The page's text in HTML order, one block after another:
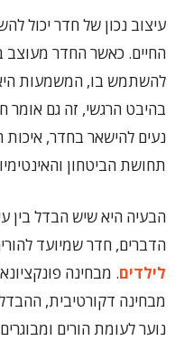
עיצוב נכון של חדר יכול
החיים. כאשר החדר
להשתמש בו, המשמעות
בהיבט הרגשי, זה גם אומר
נעים להישאר בחדר,
תחושת הביטחון
הבעיה היא שיש הבדל בין
הדברים, חדר שמיועד
לילדים. מבחינה
מבחינה דקורטיבית,
נוער לעומת הורים